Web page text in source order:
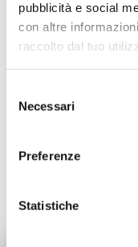
pubblicità e social
con altre
raccolto dal tuo
delNecessari
Preferenze
Statistiche